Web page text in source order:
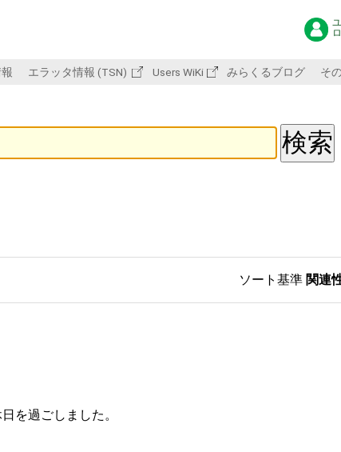
エラッタ情報 (TSN) Users WiKi みらくるブログ そ
ソート基準 関連
を過ごしました。